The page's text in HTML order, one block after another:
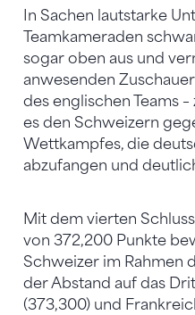
In Sachen lautstarke
Teamkameraden
sogar oben aus und
anwesenden
des englischen Teams
es den Schweizern
Wettkampfes, die
abzufangen und
Mit dem vierten
von 372,200 Punkte
Schweizer im Rahmen
der Abstand auf das
(373,300) und